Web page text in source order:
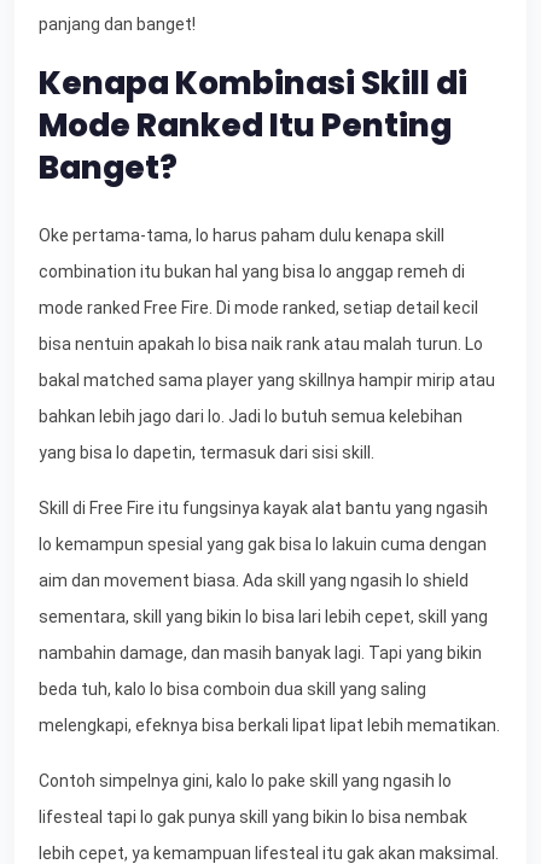
panjang dan banget!
Kenapa Kombinasi Skill di
Mode Ranked Itu Penting
Banget?
Oke pertama-tama, lo harus paham dulu kenapa skill
combination itu bukan hal yang bisa lo anggap remeh di
mode ranked Free Fire. Di mode ranked, setiap detail kecil
bisa nentuin apakah lo bisa naik rank atau malah turun. Lo
bakal matched sama player yang skillnya hampir mirip atau
bahkan lebih jago dari lo. Jadi lo butuh semua kelebihan
yang bisa lo dapetin, termasuk dari sisi skill.
Skill di Free Fire itu fungsinya kayak alat bantu yang ngasih
lo kemampun spesial yang gak bisa lo lakuin cuma dengan
aim dan movement biasa. Ada skill yang ngasih lo shield
sementara, skill yang bikin lo bisa lari lebih cepet, skill yang
nambahin damage, dan masih banyak lagi. Tapi yang bikin
beda tuh, kalo lo bisa comboin dua skill yang saling
melengkapi, efeknya bisa berkali lipat lipat lebih mematikan.
Contoh simpelnya gini, kalo lo pake skill yang ngasih lo
lifesteal tapi lo gak punya skill yang bikin lo bisa nembak
lebih cepet, ya kemampuan lifesteal itu gak akan maksimal.